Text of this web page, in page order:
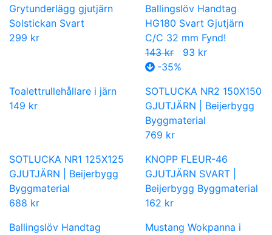
Grytunderlägg gjutjärn
Solstickan Svart
299 kr
Ballingslöv Handtag
HG180 Svart Gjutjärn
C/C 32 mm Fynd!
143 kr 93 kr
-35%
Toalettrullehållare i järn
149 kr
SOTLUCKA NR2 150X150
GJUTJÄRN | Beijerbygg
Byggmaterial
769 kr
SOTLUCKA NR1 125X125
GJUTJÄRN | Beijerbygg
Byggmaterial
688 kr
KNOPP FLEUR-46
GJUTJÄRN SVART |
Beijerbygg Byggmaterial
162 kr
Ballingslöv Handtag
Mustang Wokpanna i